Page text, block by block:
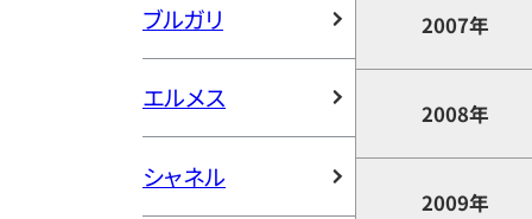
ブルガリ
エルメス
シャネル
2007年
2008年
2009年